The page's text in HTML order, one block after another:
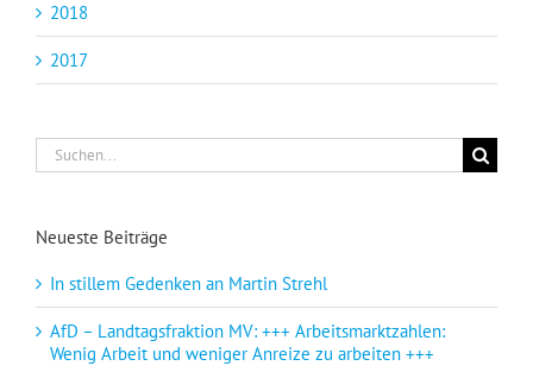
2018
2017
Suche
nach:
Neueste Beiträge
In stillem Gedenken an Martin Strehl
AfD – Landtagsfraktion MV: +++ Arbeitsmarktzahlen:
Wenig Arbeit und weniger Anreize zu arbeiten +++